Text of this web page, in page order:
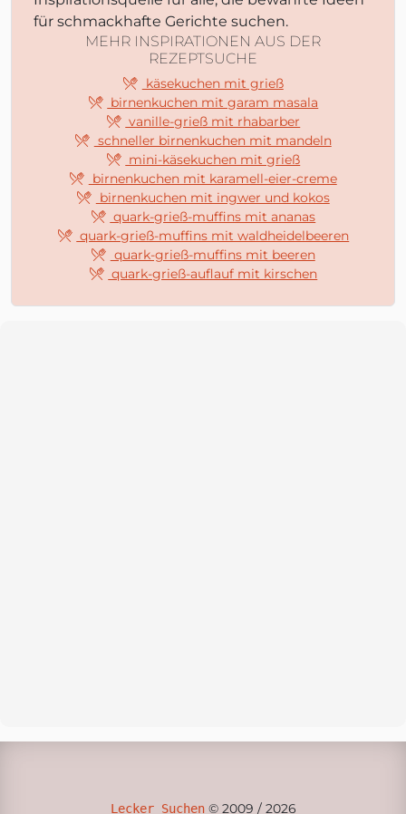
für schmackhafte Gerichte suchen.
MEHR INSPIRATIONEN AUS DER
REZEPTSUCHE
käsekuchen mit grieß
birnenkuchen mit garam masala
vanille-grieß mit rhabarber
schneller birnenkuchen mit mandeln
mini-käsekuchen mit grieß
birnenkuchen mit karamell-eier-creme
birnenkuchen mit ingwer und kokos
quark-grieß-muffins mit ananas
quark-grieß-muffins mit waldheidelbeeren
quark-grieß-muffins mit beeren
quark-grieß-auflauf mit kirschen
Lecker Suchen© 2009 / 2026